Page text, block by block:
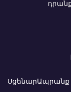
ՍցենարԱպրանք